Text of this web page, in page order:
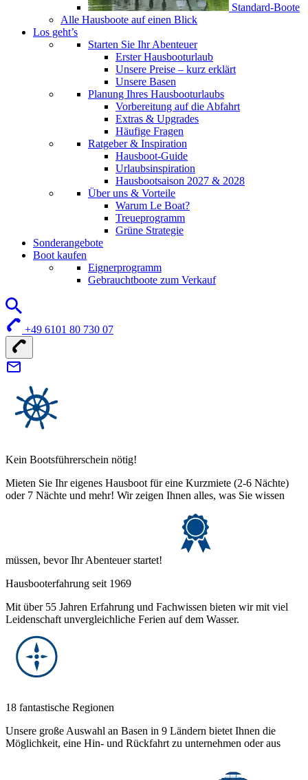
Standard-Boote
Alle Hausboote auf einen Blick
Los geht’s
Starten Sie Ihr Abenteuer
Erster Hausbooturlaub
Unsere Preise – kurz erklärt
Unsere Basen
Planung Ihres Hausbooturlaubs
Vorbereitung auf die Abfahrt
Extras & Upgrades
Häufige Fragen
Ratgeber & Inspiration
Hausboot-Guide
Urlaubsinspiration
Hausbootsaison 2027 & 2028
Über uns & Vorteile
Warum Le Boat?
Treueprogramm
Grüne Strategie
Sonderangebote
Boot kaufen
Eignerprogramm
Gebrauchtboote zum Verkauf
+49 6101 80 730 07
Kein Bootsführerschein nötig!
Mieten Sie Ihr eigenes Hausboot für eine Kurzmiete (2-6 Nächte)
oder 7 Nächte und mehr! Wir zeigen Ihnen alles, was Sie wissen
müssen, bevor Ihr Abenteuer startet!
Hausbooterfahrung seit 1969
Mit über 55 Jahren Erfahrung und Fachwissen bieten wir mit viel
Leidenschaft unvergleichliche Ferien auf dem Wasser.
18 fantastische Regionen
Unsere große Auswahl an Basen in 9 Ländern bietet Ihnen die
Möglichkeit, eine Hin- und Rückfahrt zu unternehmen oder aus